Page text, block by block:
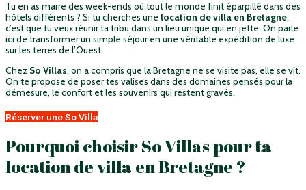
Tu en as marre des week-ends où tout le monde finit éparpillé dans des
hôtels différents ? Si tu cherches une location de villa en Bretagne,
c’est que tu veux réunir ta tribu dans un lieu unique qui en jette. On parle
ici de transformer un simple séjour en une véritable expédition de luxe
sur les terres de l’Ouest.
Chez So Villas, on a compris que la Bretagne ne se visite pas, elle se vit.
On te propose de poser tes valises dans des domaines pensés pour la
démesure, le confort et les souvenirs qui restent gravés.
Réserver une So Villa
Pourquoi choisir So Villas pour ta
location de villa en Bretagne ?